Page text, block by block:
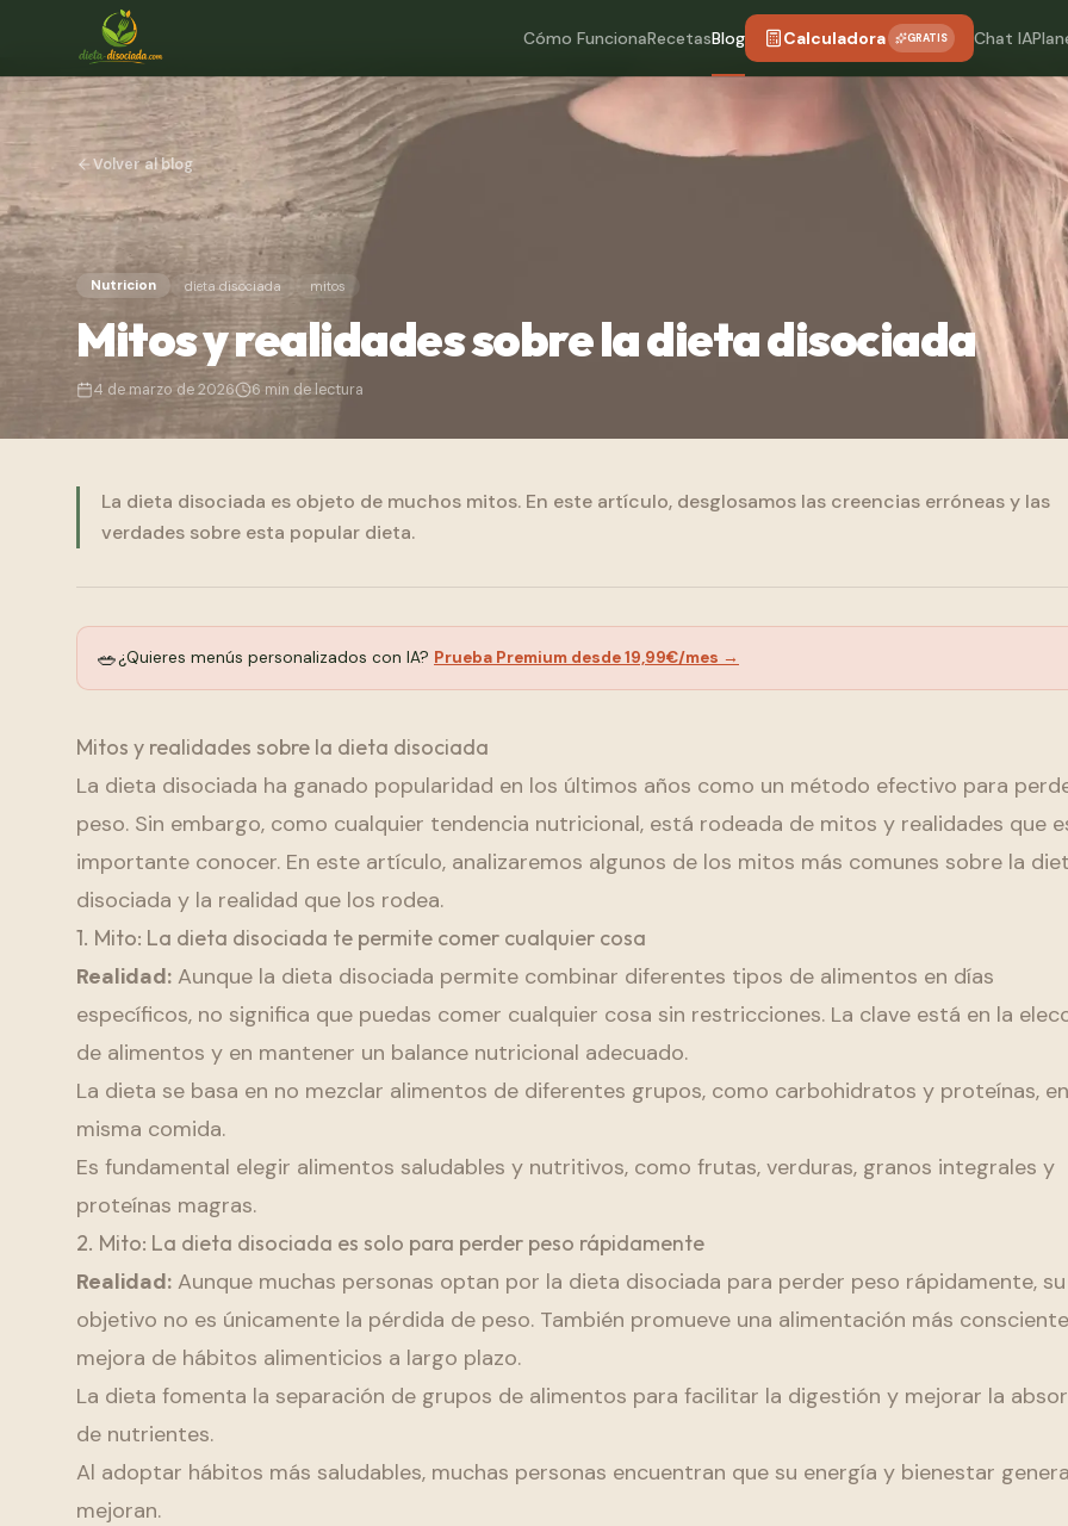
Cómo FuncionaRecetasBlog Calculadora GRATIS Chat IA
Volver al blog
Nutricion dieta disociada mitos
Mitos y realidades sobre la dieta disociada
4 de marzo de 2026 6 min de lectura
La dieta disociada es objeto de muchos mitos. En este artículo, desglosamos las creencias erróneas y las
verdades sobre esta popular dieta.
🥗¿Quieres menús personalizados con IA? Prueba Premium desde 19,99€/mes →
Mitos y realidades sobre la dieta disociada
La dieta disociada ha ganado popularidad en los últimos años como un método efectivo para
peso. Sin embargo, como cualquier tendencia nutricional, está rodeada de mitos y realidades que
importante conocer. En este artículo, analizaremos algunos de los mitos más comunes sobre la
disociada y la realidad que los rodea.
1. Mito: La dieta disociada te permite comer cualquier cosa
Realidad: Aunque la dieta disociada permite combinar diferentes tipos de alimentos en días
específicos, no significa que puedas comer cualquier cosa sin restricciones. La clave está en la
de alimentos y en mantener un balance nutricional adecuado.
La dieta se basa en no mezclar alimentos de diferentes grupos, como carbohidratos y proteínas,
misma comida.
Es fundamental elegir alimentos saludables y nutritivos, como frutas, verduras, granos integrales y
proteínas magras.
2. Mito: La dieta disociada es solo para perder peso rápidamente
Realidad: Aunque muchas personas optan por la dieta disociada para perder peso rápidamente, su
objetivo no es únicamente la pérdida de peso. También promueve una alimentación más
mejora de hábitos alimenticios a largo plazo.
La dieta fomenta la separación de grupos de alimentos para facilitar la digestión y mejorar la
de nutrientes.
Al adoptar hábitos más saludables, muchas personas encuentran que su energía y bienestar
mejoran.